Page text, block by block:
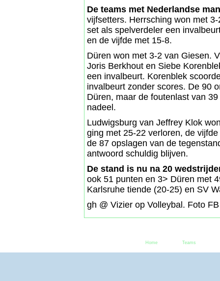
De teams met Nederlandse
vijfsetters. Herrsching won met
set als spelverdeler een
en de vijfde met 15-8.
Düren won met 3-2 van Giesen.
Joris Berkhout en Siebe
een invalbeurt. Korenblek
invalbeurt zonder scores. De 90
Düren, maar de foutenlast van
nadeel.
Ludwigsburg van Jeffrey Klok
ging met 25-22 verloren, de
de 87 opslagen van de
antwoord schuldig blijven.
De stand is nu na 20
ook 51 punten en 3> Düren met
Karlsruhe tiende (20-25) en SV
gh @ Vizier op Volleybal. Foto
Home Teams